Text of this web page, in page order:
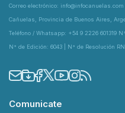
Correo electrónico: info@infocanuelas.com
Cañuelas, Provincia de Buenos Aires,
Teléfono / Whatsapp: +54 9 2226 601319
N° de Edición: 6043 | N° de Resolución
Comunicate